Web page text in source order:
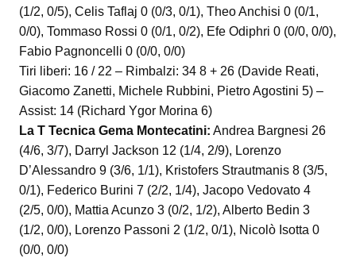
(1/2, 0/5), Celis Taflaj 0 (0/3, 0/1), Theo Anchisi 0 (0/1,
0/0), Tommaso Rossi 0 (0/1, 0/2), Efe Odiphri 0 (0/0, 0/0),
Fabio Pagnoncelli 0 (0/0, 0/0)
Tiri liberi: 16 / 22 – Rimbalzi: 34 8 + 26 (Davide Reati,
Giacomo Zanetti, Michele Rubbini, Pietro Agostini 5) –
Assist: 14 (Richard Ygor Morina 6)
La T Tecnica Gema Montecatini: Andrea Bargnesi 26
(4/6, 3/7), Darryl Jackson 12 (1/4, 2/9), Lorenzo
D’Alessandro 9 (3/6, 1/1), Kristofers Strautmanis 8 (3/5,
0/1), Federico Burini 7 (2/2, 1/4), Jacopo Vedovato 4
(2/5, 0/0), Mattia Acunzo 3 (0/2, 1/2), Alberto Bedin 3
(1/2, 0/0), Lorenzo Passoni 2 (1/2, 0/1), Nicolò Isotta 0
(0/0, 0/0)